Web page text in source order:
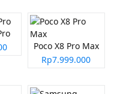
Poco X8 Pro Max
Rp7.999.000